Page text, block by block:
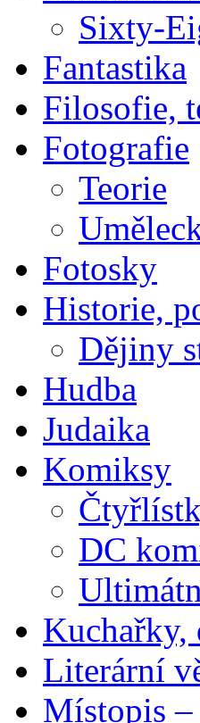
Sixty-
Fantastika
Filosofie,
Fotografie
Teorie
Fotosky
Historie,
Dějiny
Hudba
Judaika
Komiksy
DC
Kuchařky,
Literární
Místopis